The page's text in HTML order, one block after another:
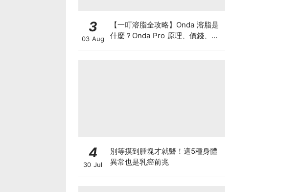
3
03 Aug
【一叮溶脂全攻略】Onda 溶脂是
什麼？Onda Pro 原理、價錢、次
4
30 Jul
別等摸到腫塊才就醫！這5種身體
異常也是乳癌前兆